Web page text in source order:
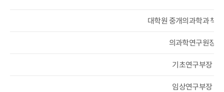
대학원 중개의과학과 책
의과학연구원장
기초연구부장
임상연구부장